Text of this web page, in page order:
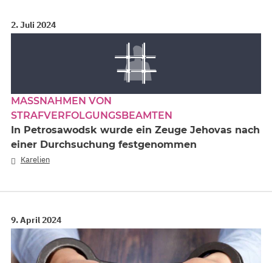
2. Juli 2024
MASSNAHMEN VON S
TRAFVERFOLGUNGSBEAMTEN
In Petrosawodsk wurde ein Zeuge Jehovas nach
einer Durchsuchung festgenommen
Karelien
9. April 2024